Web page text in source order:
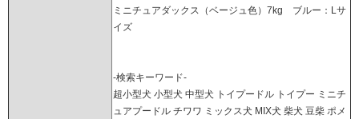
ミニチュアダックス（ベージュ色）7kg ブルー：Lサ
イズ
-検索キーワード-
超小型犬 小型犬 中型犬 トイプードル トイプー ミニチ
ュアプードル チワワ ミックス犬 MIX犬 柴犬 豆柴 ポメ